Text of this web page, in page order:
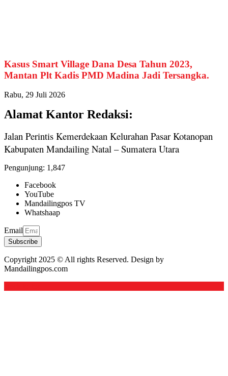
Kasus Smart Village Dana Desa Tahun 2023,
Mantan Plt Kadis PMD Madina Jadi Tersangka.
Rabu, 29 Juli 2026
Alamat Kantor Redaksi:
Jalan Perintis Kemerdekaan Kelurahan Pasar Kotanopan
Kabupaten Mandailing Natal – Sumatera Utara
Pengunjung: 1,847
Facebook
YouTube
Mandailingpos TV
Whatshaap
Email
Subscribe
Copyright 2025 © All rights Reserved. Design by
Mandailingpos.com